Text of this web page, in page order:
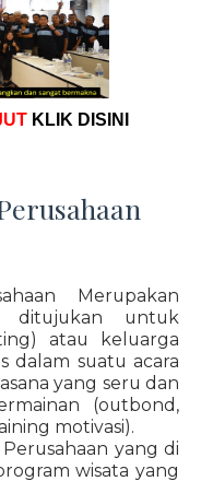
KLIK DISINI
Merupakan
ditujukan untuk
atau keluarga
dalam suatu acara
yang seru dan
(outbond,
motivasi).
yang di
wisata yang